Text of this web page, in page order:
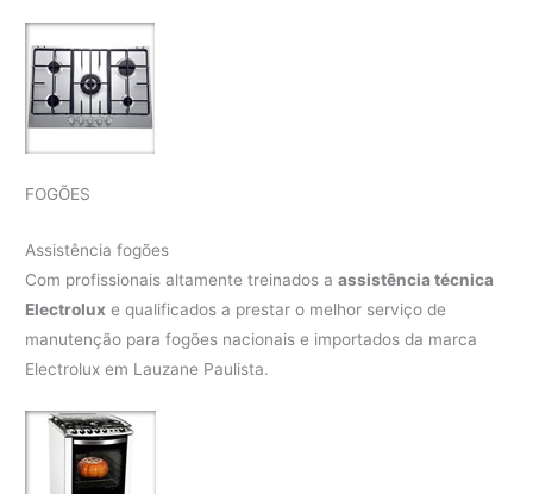
FOGÕES
Assistência fogões
Com profissionais altamente treinados aassistência técnica
Electrolux e qualificados a prestar o melhor serviço de
manutenção para fogões nacionais e importados da marca
Electrolux em Lauzane Paulista.